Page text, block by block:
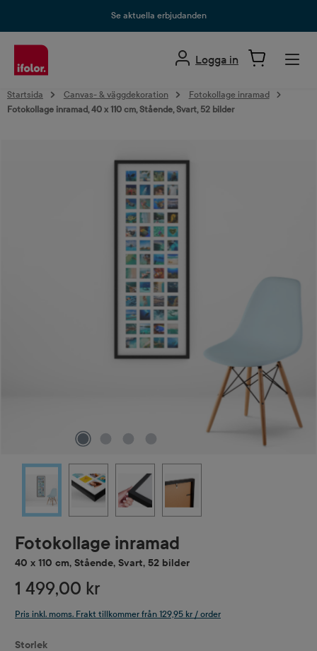
Se aktuella erbjudanden
Logga in
Startsida Canvas- & väggdekoration
Fotokollage inramad
Fotokollage inramad, 40 x 110 cm, Stående, Svart, 52 bilder
Fotokollage inramad
40 x 110 cm, Stående, Svart, 52 bilder
1 499,00 kr
Pris inkl. moms. Frakt tillkommer från 129,95 kr / order
Välj
Storlek